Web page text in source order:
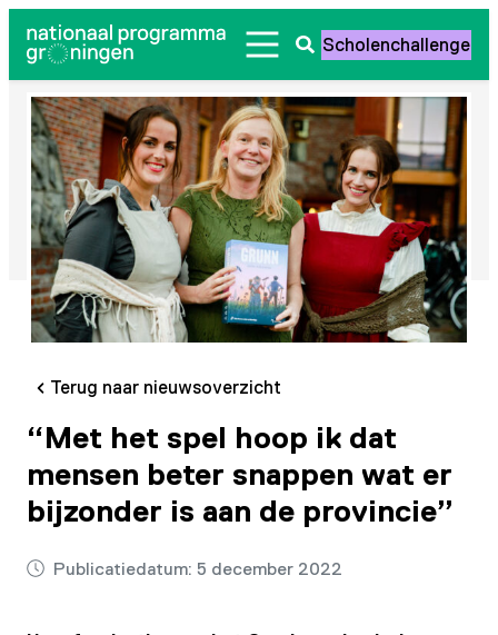
naar
de
inhoud
Zoeken
openen
Scholenchallenge
Terug naar nieuwsoverzicht
“Met het spel hoop ik dat
mensen beter snappen wat er
bijzonder is aan de provincie”
Publicatiedatum: 5 december 2022